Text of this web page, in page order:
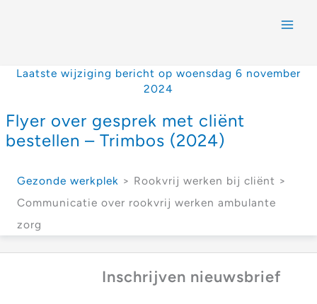
Laatste wijziging bericht op woensdag 6 november
2024
Flyer over gesprek met cliënt
bestellen – Trimbos (2024)
Gezonde werkplek > Rookvrij werken bij cliënt >
Communicatie over rookvrij werken ambulante
zorg
Inschrijven nieuwsbrief